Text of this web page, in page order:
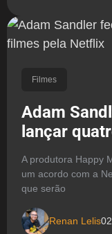
Filmes
Adam
lançar
A produtora Happy
um acordo com a
que serão
Renan Lelis